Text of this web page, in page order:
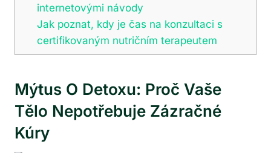
internetovými návody
Jak poznat, kdy je čas na konzultaci s
certifikovaným nutričním terapeutem
Mýtus O Detoxu: Proč Vaše
Tělo Nepotřebuje Zázračné
Kúry